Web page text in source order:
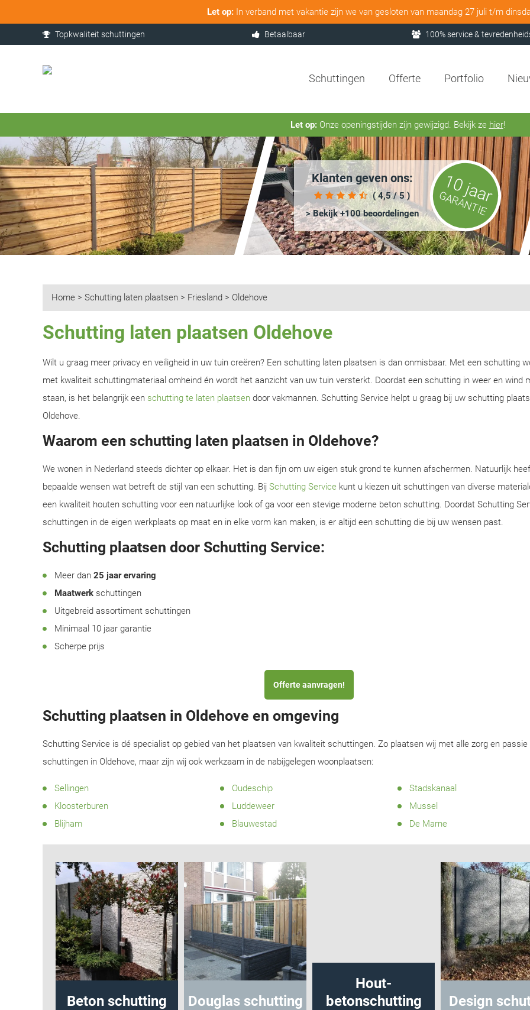
Let op:In verband met vakantie zijn we van gesloten van maandag 27 juli t/m
Topkwaliteit schuttingen Betaalbaar 100% service &
Schuttingen Offerte Portfolio
Let op:Onze openingstijden zijn gewijzigd. Bekijk ze hier!
Klanten geven ons:
( 4,5 / 5 )
> Bekijk +100 beoordelingen
10 jaar
GARANTIE
Home > Schutting laten plaatsen > Friesland > Oldehove
Schutting laten plaatsen Oldehove
Wilt u graag meer privacy en veiligheid in uw tuin creëren? Een schutting laten plaatsen is dan onmisbaar. Met een schutting
met kwaliteit schuttingmateriaal omheind én wordt het aanzicht van uw tuin versterkt. Doordat een schutting in weer en wind
staan, is het belangrijk een schutting te laten plaatsen door vakmannen. Schutting Service helpt u graag bij uw schutting
Oldehove.
Waarom een schutting laten plaatsen in Oldehove?
We wonen in Nederland steeds dichter op elkaar. Het is dan fijn om uw eigen stuk grond te kunnen afschermen. Natuurlijk
bepaalde wensen wat betreft de stijl van een schutting. Bij Schutting Service kunt u kiezen uit schuttingen van diverse
een kwaliteit houten schutting voor een natuurlijke look of ga voor een stevige moderne beton schutting. Doordat Schutting
schuttingen in de eigen werkplaats op maat en in elke vorm kan maken, is er altijd een schutting die bij uw wensen past.
Schutting plaatsen door Schutting Service:
Meer dan 25 jaar ervaring
Maatwerk schuttingen
Uitgebreid assortiment schuttingen
Minimaal 10 jaar garantie
Scherpe prijs
Offerte aanvragen!
Schutting plaatsen in Oldehove en omgeving
Schutting Service is dé specialist op gebied van het plaatsen van kwaliteit schuttingen. Zo plaatsen wij met alle zorg en passie
schuttingen in Oldehove, maar zijn wij ook werkzaam in de nabijgelegen woonplaatsen:
Sellingen Oudeschip
Stadskanaal
Kloosterburen
Luddeweer
Mussel
Blijham
Blauwestad De Marne
Beton schutting Douglas schutting
Hout-
betonschutting
Design